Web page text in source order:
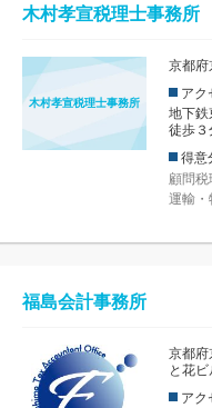
木村孝宣税理士事務所
木村孝宣税理士事務所
京都府
アク
地下鉄
徒歩３
得意
顧問税
運輸・
福島会計事務所
京都
と花
アク